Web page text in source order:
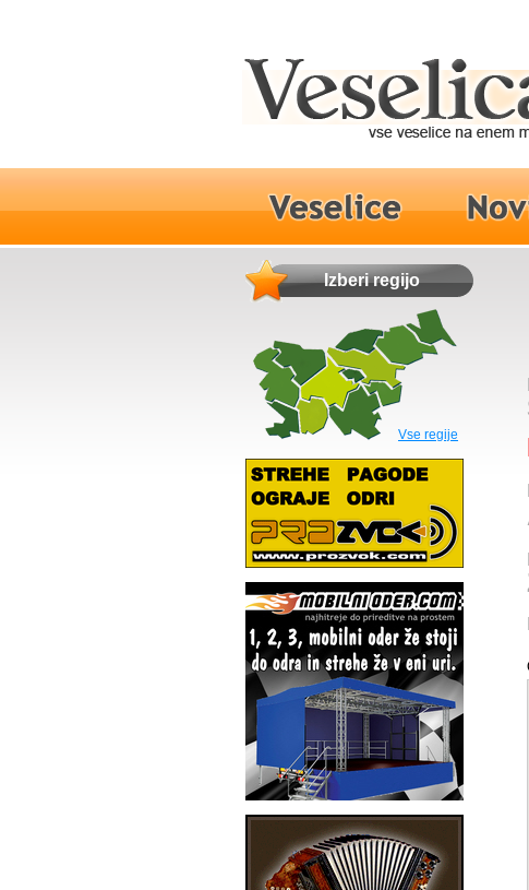
Izberi regijo
Vse regije